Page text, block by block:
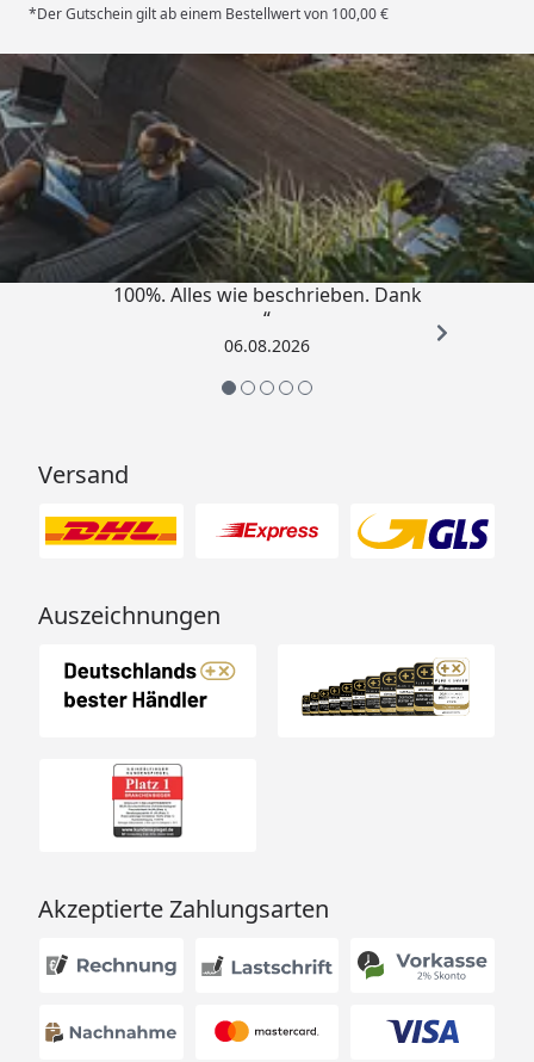
*Der Gutschein gilt ab einem Bestellwert von 100,00 €
Trusted Shops
4,83/ 5
„Super schnell gelifert. Ware passt
100%. Alles wie beschrieben. Dank
“
06.08.2026
Versand
Auszeichnungen
Akzeptierte Zahlungsarten